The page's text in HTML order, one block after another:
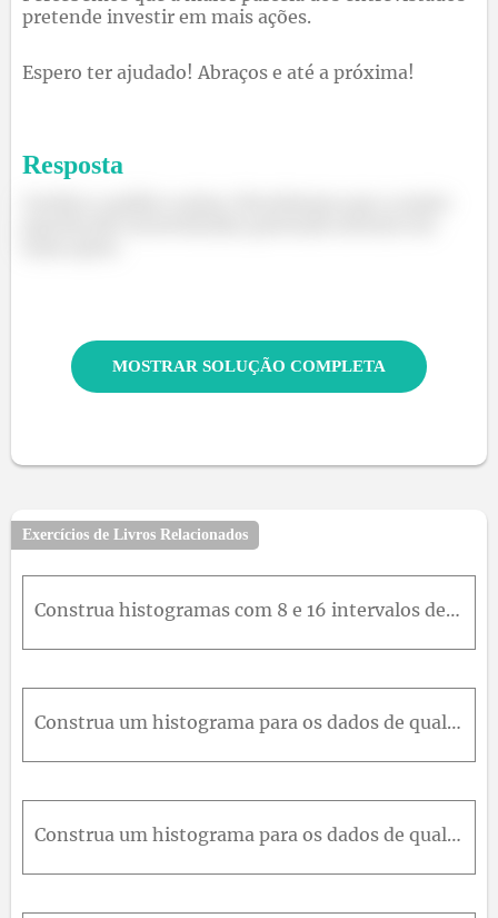
pretende investir em mais ações.
Espero ter ajudado! Abraços e até a próxima!
Resposta
MOSTRAR SOLUÇÃO COMPLETA
Exercícios de Livros Relacionados
Construa histogramas com 8 e 16 intervalos de classe para os dados do exercício 6.16. Compare os histogramas. Os dois histogramas apresentam informação similar?
Construa um histograma para os dados de qualidade da água do exercício 6.25. Comente sobre a forma do estou grama. Ele contém a mesma informação que o diagrama de Ramos e folhas?
Construa um histograma para os dados de qualidade da água do exercício 6.24. Comente sobre a forma do estou grama. Ele contém a mesma informação que o diagrama de Ramos e folhas?